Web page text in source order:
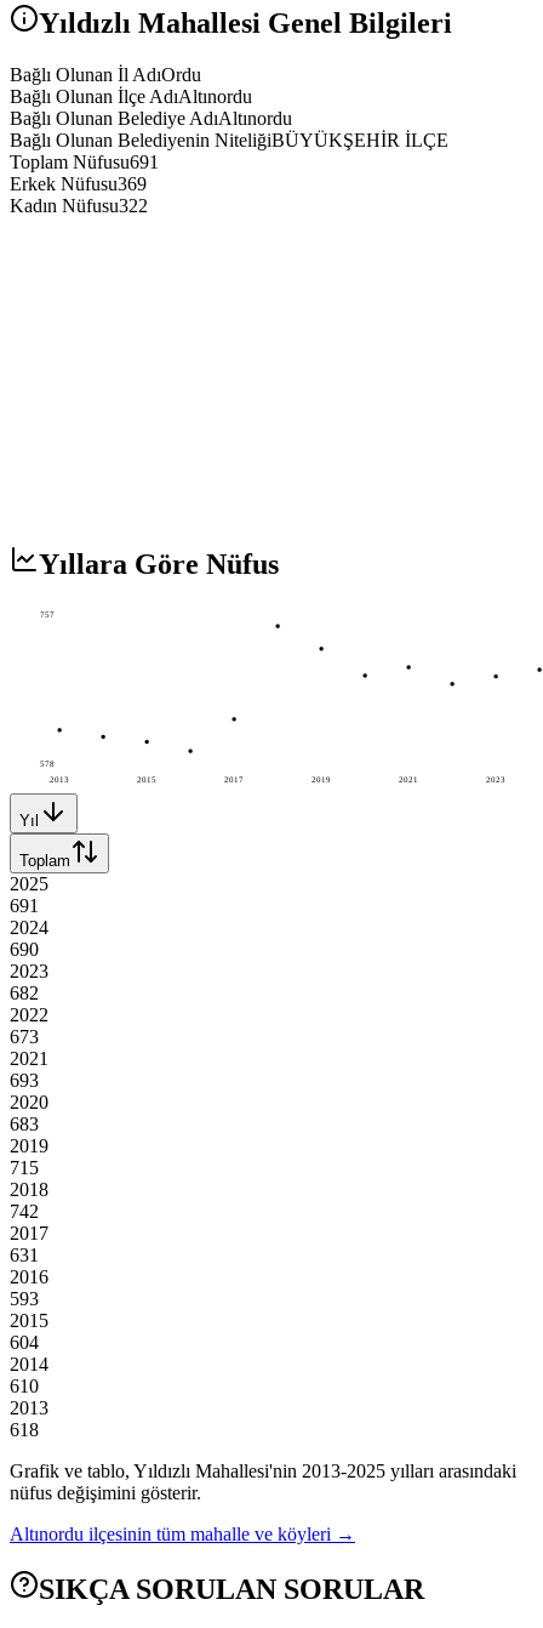
Yıldızlı Mahallesi Genel Bilgileri
Bağlı Olunan İl AdıOrdu
Bağlı Olunan İlçe AdıAltınordu
Bağlı Olunan Belediye AdıAltınordu
Bağlı Olunan Belediyenin NiteliğiBÜYÜKŞEHİR İLÇE
Toplam Nüfusu691
Erkek Nüfusu369
Kadın Nüfusu322
Yıllara Göre Nüfus
2013 2015 2017 2019 2021 2023
757
578
Yıl
Toplam
2025
691
2024
690
2023
682
2022
673
2021
693
2020
683
2019
715
2018
742
2017
631
2016
593
2015
604
2014
610
2013
618
Grafik ve tablo, Yıldızlı Mahallesi'nin 2013-2025 yılları arasındaki
nüfus değişimini gösterir.
Altınordu ilçesinin tüm mahalle ve köyleri →
SIKÇA SORULAN SORULAR